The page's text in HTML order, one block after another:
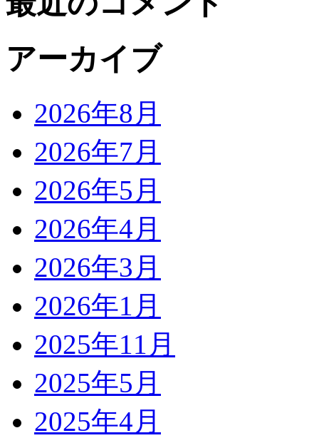
アーカイブ
2026年8月
2026年7月
2026年5月
2026年4月
2026年3月
2026年1月
2025年11月
2025年5月
2025年4月